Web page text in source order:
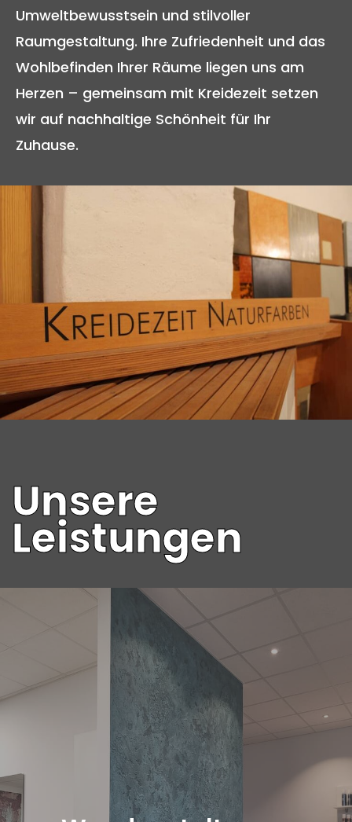
Umweltbewusstsein und stilvoller
Raumgestaltung. Ihre Zufriedenheit und das
Wohlbefinden Ihrer Räume liegen uns am
Herzen – gemeinsam mit Kreidezeit setzen
wir auf nachhaltige Schönheit für Ihr
Zuhause.
Unsere
Leistungen
Entdecken Sie die Kunst der Wandgestaltung in
Ihrem Zuhause! Unsere Expertise bietet
vielfältige Optionen für ein neues Design mit
glatten Wänden und eleganten
Glattvliestapeten. Das Wohnzimmer wird
durch eine Highlightwand hinter Sofa, Kamin
oder Wohnwand zum individuellen Blickfang.